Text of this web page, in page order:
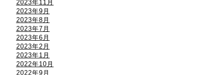
2023年11月
2023年9月
2023年8月
2023年7月
2023年6月
2023年2月
2023年1月
2022年10月
2022年9月